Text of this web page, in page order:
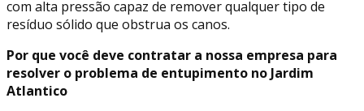
com alta pressão capaz de remover qualquer tipo de
resíduo sólido que obstrua os canos.
Por que você deve contratar a nossa empresa para
resolver o problema de entupimento no Jardim
Atlantico